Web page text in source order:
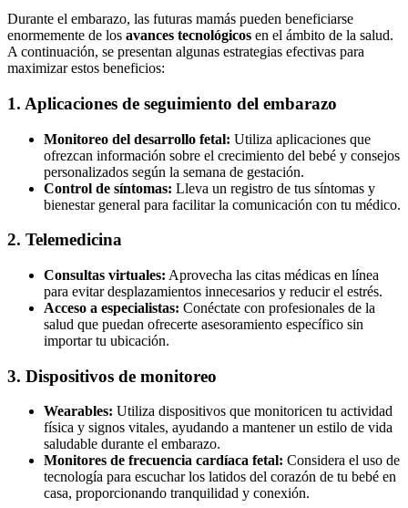
Durante el embarazo, las futuras mamás pueden beneficiarse
enormemente de los avances tecnológicos en el ámbito de la salud.
A continuación, se presentan algunas estrategias efectivas para
maximizar estos beneficios:
1. Aplicaciones de seguimiento del embarazo
Monitoreo del desarrollo fetal: Utiliza aplicaciones que
ofrezcan información sobre el crecimiento del bebé y consejos
personalizados según la semana de gestación.
Control de síntomas: Lleva un registro de tus síntomas y
bienestar general para facilitar la comunicación con tu médico.
2. Telemedicina
Consultas virtuales: Aprovecha las citas médicas en línea
para evitar desplazamientos innecesarios y reducir el estrés.
Acceso a especialistas: Conéctate con profesionales de la
salud que puedan ofrecerte asesoramiento específico sin
importar tu ubicación.
3. Dispositivos de monitoreo
Wearables: Utiliza dispositivos que monitoricen tu actividad
física y signos vitales, ayudando a mantener un estilo de vida
saludable durante el embarazo.
Monitores de frecuencia cardíaca fetal: Considera el uso de
tecnología para escuchar los latidos del corazón de tu bebé en
casa, proporcionando tranquilidad y conexión.